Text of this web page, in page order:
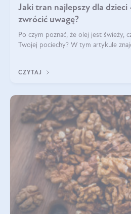
Jaki tran najlepszy dla dzieci
zwrócić uwagę?
Po czym poznać, że olej jest świeży,
Twojej pociechy? W tym artykule
CZYTAJ